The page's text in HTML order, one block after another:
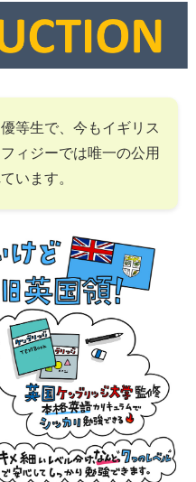
等生で、今もイギリス
ィジーでは唯一の公用
います。